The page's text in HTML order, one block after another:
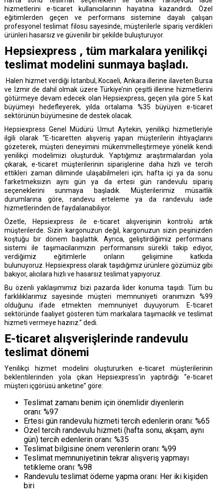
Çözümlere
Bakın
Müşterimiz
Olun
Destek
Kurumsal
Sıkça Sorulanlar
Haberler ve Bilgilendirmer
hizmetlerini e-ticaret kullanıcılarının hayatına kazandırdı. Özel
eğitimlerden geçen ve performans sistemine dayalı çalışan
profesyonel teslimat filosu sayesinde, müşterilerle sipariş verdikleri
ürünleri hasarsız ve güvenilir bir şekilde buluşturuyor.
Hepsiexpress , tüm markalara yenilikçi
teslimat modelini sunmaya başladı.
Halen hizmet verdiği İstanbul, Kocaeli, Ankara illerine ilaveten Bursa
ve İzmir de dahil olmak üzere Türkiye’nin çeşitli illerine hizmetlerini
götürmeye devam edecek olan Hepsiexpress, geçen yıla göre 5 kat
büyümeyi hedefleyerek, yılda ortalama %35 büyüyen e-ticaret
sektörünün büyümesine de destek olacak.
Hepsiexpress Genel Müdürü Umut Aytekin, yenilikçi hizmetleriyle
ilgili olarak “E-ticaretten alışveriş yapan müşterilerin ihtiyaçlarını
gözeterek, müşteri deneyimini mükemmelleştirmeye yönelik kendi
yenilikçi modelimizi oluşturduk. Yaptığımız araştırmalardan yola
çıkarak, e-ticaret müşterilerinin siparişlerine daha hızlı ve tercih
ettikleri zaman diliminde ulaşabilmeleri için; hafta içi ya da sonu
farketmeksizin aynı gün ya da ertesi gün randevulu sipariş
seçeneklerini sunmaya başladık. Müşterilerimiz müsaitlik
durumlarına göre, randevu erteleme ya da randevulu iade
hizmetlerinden de faydalanabiliyor.
Özetle, Hepsiexpress ile e-ticaret alışverişinin kontrolü artık
müşterilerde. Sizin kargonuzun değil, kargonuzun sizin peşinizden
koştuğu bir dönem başlattık. Ayrıca, geliştirdiğimiz performans
sistemi ile taşımacılarımızın performansını sürekli takip ediyor,
verdiğimiz eğitimlerle onların gelişimine katkıda
bulunuyoruz. Hepsiexpress olarak taşıdığımız ürünlere gözümüz gibi
bakıyor, alıcılara hızlı ve hasarsız teslimat yapıyoruz.
Bu özenli yaklaşımımız bizi pazarda lider konuma taşıdı. Tüm bu
farklılıklarımız sayesinde müşteri memnuniyeti oranımızın %99
olduğunu ifade etmekten memnuniyet duyuyorum. E-ticaret
sektöründe faaliyet gösteren tüm markalara taşımacılık ve teslimat
hizmeti vermeye hazırız.” dedi.
E-ticaret alışverişlerinde randevulu
teslimat dönemi
Yenilikçi hizmet modelini oluştururken e-ticaret müşterilerinin
beklentilerinden yola çıkan Hepsiexpress’in yaptırdığı “e-ticaret
müşteri içgörüsü anketine” göre:
Teslimat zamanı benim için önemlidir diyenlerin
oranı: %97
Ertesi gün randevulu hizmeti tercih edenlerin oranı: %65
Özel tercih randevulu hizmeti (hafta sonu, akşam, aynı
gün) tercih edenlerin oranı: %35
Teslimat bilgisine önem verenlerin oranı: %99
Teslimat memnuniyetinin tekrar alışveriş yapmayı
tetikleme oranı: %98
Randevulu teslimat ödeme yapma oranı: Her iki kişiden
biri